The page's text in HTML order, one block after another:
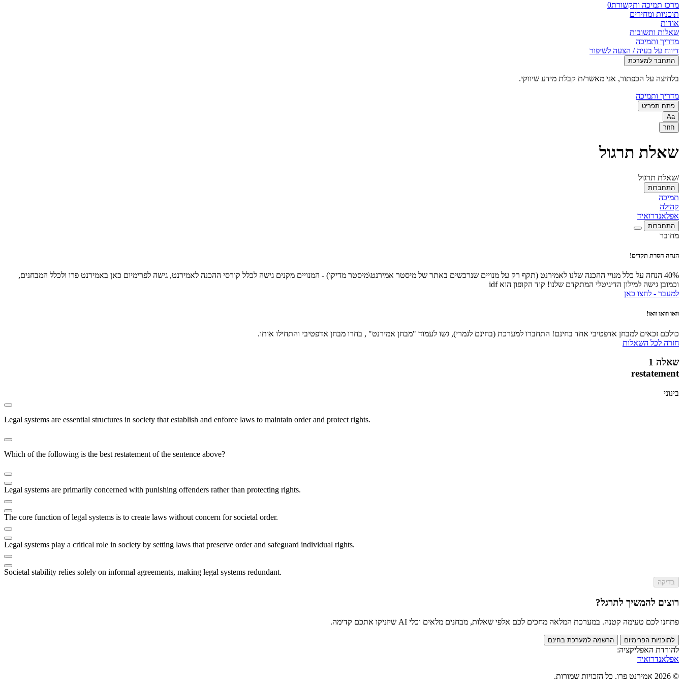
מרכז תמיכה ותקשורת0
תוכניות ומחירים
אודות
שאלות ותשובות
מדריך ותמיכה
דיווח על בעיה / הצעה לשיפור
התחבר למערכת
בלחיצה על הכפתור, אני מאשר/ת קבלת מידע שיווקי.
מדריך ותמיכה
פתח תפריט
Aa
חזור
שאלת תרגול
/שאלת תרגול
התחברות
תמיכה
קהילה
אפלאנדרואיד
התחברות
מחובר
הנחה חסרת תקדים!
40% הנחה על כלל מנויי ההכנה שלנו לאמירנט (תקף רק על מנויים שנרכשים באתר של מיסטר אמירנט\מיסטר מדיקו) - המנויים מקנים גישה לכלל קורסי ההכנה לאמירנט, גישה לפרימיום כאן באמירנט פרו ולכלל המבחנים,
וכמובן גישה למילון הדיגיטלי המתקדם שלנו! קוד הקופון הוא idf
למעבר - לחצו כאן
וואו ווואו וואו!
כולכם זכאים למבחן אדפטיבי אחד בחינם! התחברו למערכת (בחינם לגמרי), גשו לעמוד "מבחן אמירנט" , בחרו מבחן אדפטיבי והתחילו אותו.
חזרה לכל השאלות
שאלה 1
restatement
בינוני
Legal systems are essential structures in society that establish and enforce laws to maintain order and protect rights.
Which of the following is the best restatement of the sentence above?
Legal systems are primarily concerned with punishing offenders rather than protecting rights.
The core function of legal systems is to create laws without concern for societal order.
Legal systems play a critical role in society by setting laws that preserve order and safeguard individual rights.
Societal stability relies solely on informal agreements, making legal systems redundant.
בדיקה
רוצים להמשיך לתרגל?
פתחנו לכם טעימה קטנה. במערכת המלאה מחכים לכם אלפי שאלות, מבחנים מלאים וכלי AI שיזניקו אתכם קדימה.
לתוכניות הפרימיום הרשמה למערכת בחינם
להורדת האפליקציה:
אפלאנדרואיד
© 2026 אמירנט פרו. כל הזכויות שמורות.